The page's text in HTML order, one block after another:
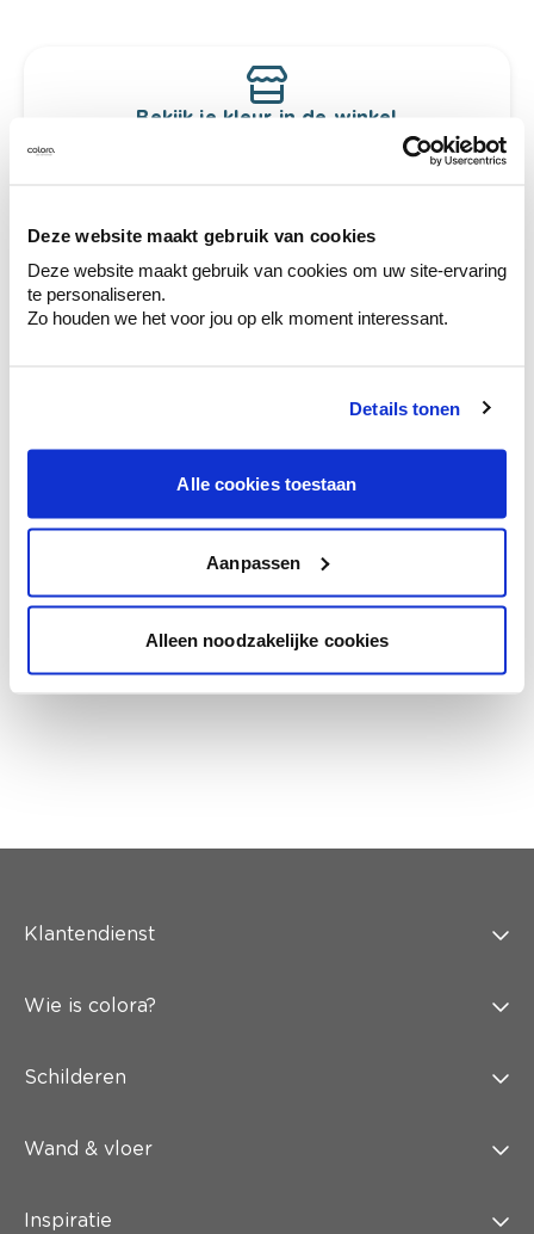
Deze website maakt gebruik van cookies
Deze website maakt gebruik van cookies om uw site-ervaring
te personaliseren.
Zo houden we het voor jou op elk moment interessant.
Details tonen
Alle cookies toestaan
Aanpassen
Alleen noodzakelijke cookies
Bekijk je kleur in de winkel
Ontdek er kleurechte stalen van je
te verfijnen.
Krijg persoonlijk advies om kleuren te
combineren.
Krijg kleuradvies op basis van de lichtinval
en je meubels.
Krijg ineens een technologische check-up
Klantendienst
Wie is colora?
Schilderen
Wand & vloer
Inspiratie